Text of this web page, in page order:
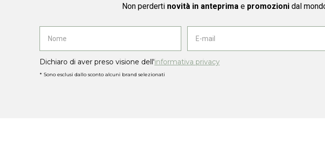
Non perderti novità in anteprimae promozionidal
Dichiaro di aver preso visione dell'informativa privacy
* Sono esclusi dallo sconto alcuni brand selezionati